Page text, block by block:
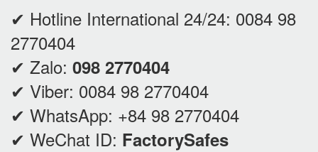
✔ Hotline International 24/24: 0084 98
2770404
✔ Zalo: 098 2770404
✔ Viber: 0084 98 2770404
✔ WhatsApp: +84 98 2770404
✔ WeChat ID: FactorySafes